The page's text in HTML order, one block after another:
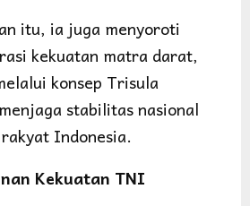
itu, ia juga menyoroti
kekuatan matra darat,
konsep Trisula
stabilitas nasional
Indonesia.
Kekuatan TNI